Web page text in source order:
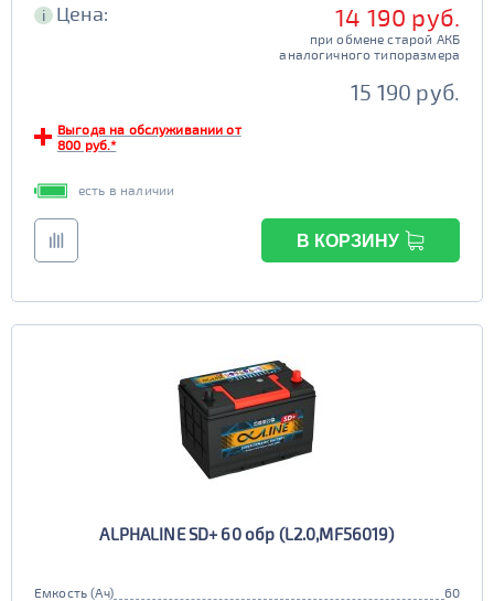
i Цена: 14 190 руб.
при обмене старой АКБ
аналогичного типоразмера
15 190 руб.
Выгода на обслуживании от
800 руб.*
есть в наличии
В КОРЗИНУ
ALPHALINE SD+ 60 обр (L2.0,MF56019)
Емкость (Ач)
60